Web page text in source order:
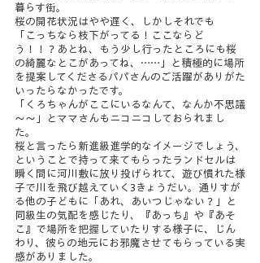
暮らす街。
桜の開花状況はやや遅く、しかしそれでも
「こっちなら枝下がってる！ここならど
う！！？あとね、もう少し行ったところにも桜
の綺麗なとこがあってね、……」と積極的に場所
を提案してくださるパパさんのご活躍がありがた
いったらなかったです。
「くろちゃんがここにいるなんて、なんか不思議
～～」とママさんもニコニコしておられまし
た。
桜と言ったら新進級進学的なイメージでしょう、
ということで持って来てもらったランドセルは
瞬く間に河川敷に放り投げられて、遊び慣れた様
子で川を飛び越えていく3きょうだい。通りすが
る他の子どもに「あれ、あいつじゃない？」と
同級生の気配を感じたり、『あっち』や『あそ
こ』で場所を把握していたりする様子に、じん
わり、彼らの地元にお邪魔させてもらっている実
感がありました。